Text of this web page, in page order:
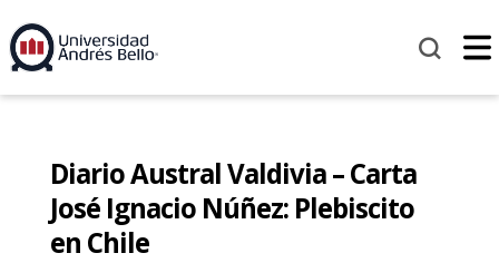
Diario Austral Valdivia – Carta
José Ignacio Núñez: Plebiscito
en Chile